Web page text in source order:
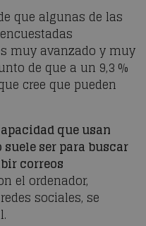
que algunas de las
muy avanzado y muy
de que a un 9,3 %
cree que pueden
que usan
ser para buscar
correos
el ordenador,
sociales, se